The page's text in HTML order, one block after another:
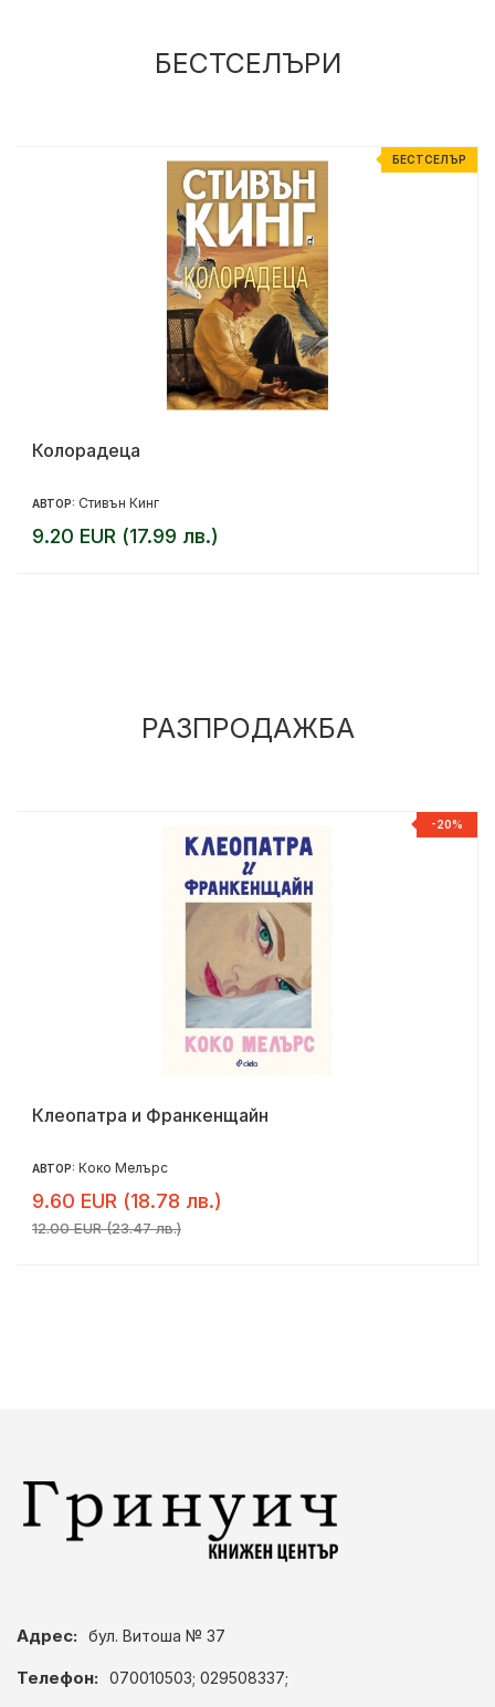
БЕСТСЕЛЪРИ
БЕСТСЕЛЪР
Колорадеца
АВТОР: Стивън Кинг
9.20 EUR (17.99 лв.)
РАЗПРОДАЖБА
-20%
Клеопатра и Франкенщайн
АВТОР: Коко Мелърс
9.60 EUR (18.78 лв.)
12.00 EUR (23.47 лв.)
Адрес: бул. Витоша № 37
Телефон: 070010503; 029508337;